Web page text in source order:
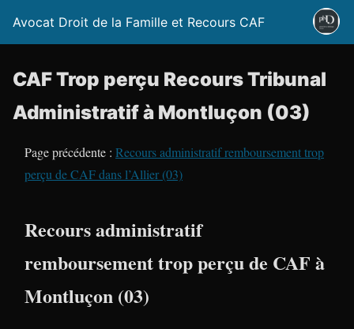
Avocat Droit de la Famille et Recours CAF
CAF Trop perçu Recours Tribunal
Administratif à Montluçon (03)
Page précédente : Recours administratif remboursement trop
perçu de CAF dans l’Allier (03)
Recours administratif
remboursement trop perçu de CAF à
Montluçon (03)